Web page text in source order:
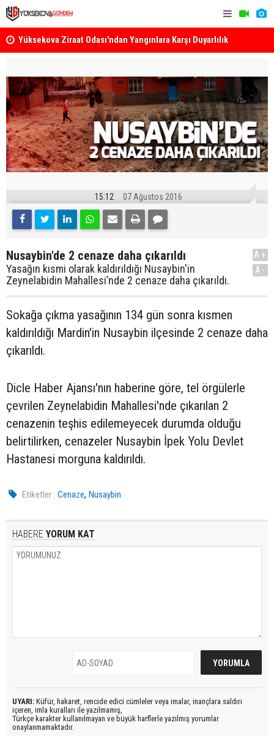
Yüksekova Ziraat Odası'ndan Yangınlara Karşı Duyarlılık
15:12 07 Ağustos 2016
Nusaybin'de 2 cenaze daha çıkarıldı
Yasağın kısmi olarak kaldırıldığı Nusaybin'in
Zeynelabidin Mahallesi’nde 2 cenaze daha çıkarıldı.
A+
A-
Sokağa çıkma yasağının 134 gün sonra kısmen
kaldırıldığı Mardin'in Nusaybin ilçesinde 2 cenaze daha
çıkarıldı.
Dicle Haber Ajansı'nın haberine göre, tel örgülerle
çevrilen Zeynelabidin Mahallesi'nde çıkarılan 2
cenazenin teşhis edilemeyecek durumda olduğu
belirtilirken, cenazeler Nusaybin İpek Yolu Devlet
Hastanesi morguna kaldırıldı.
Etiketler : Cenaze,Nusaybin
HABERE YORUM KAT
UYARI: Küfür, hakaret, rencide edici cümleler veya imalar, inançlara saldırı
içeren, imla kuralları ile yazılmamış,
Türkçe karakter kullanılmayan ve büyük harflerle yazılmış yorumlar
onaylanmamaktadır.